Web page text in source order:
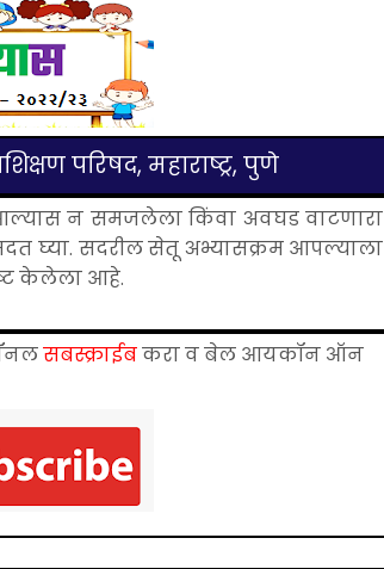
परिषद, महाराष्ट्र, पुणे
न समजलेला किंवा अवघड वाटणारा
घ्या. सदरील सेतू अभ्यासक्रम आपल्याला
केलेला आहे.
सबस्क्राईबकरा व बेल आयकॉन ऑन